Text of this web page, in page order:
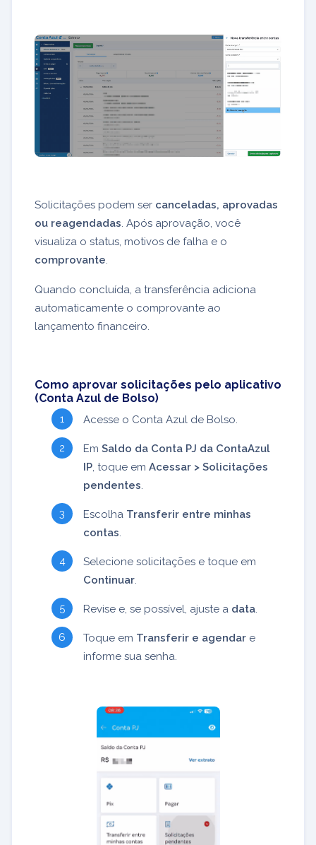
Solicitações podem ser canceladas, aprovadas
ou reagendadas. Após aprovação, você
visualiza o status, motivos de falha e o
comprovante.
Quando concluída, a transferência adiciona
automaticamente o comprovante ao
lançamento financeiro.
Como aprovar solicitações pelo aplicativo
(Conta Azul de Bolso)
Acesse o Conta Azul de Bolso.
Em Saldo da Conta PJ da ContaAzul
IP, toque em Acessar > Solicitações
pendentes.
Escolha Transferir entre minhas
contas.
Selecione solicitações e toque em
Continuar.
Revise e, se possível, ajuste a data.
Toque em Transferir e agendar e
informe sua senha.